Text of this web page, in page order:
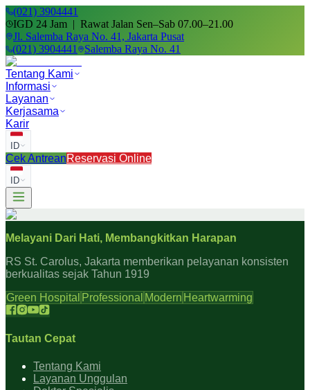
(021) 3904441
IGD 24 Jam | Rawat Jalan Sen–Sab 07.00–21.00
Jl. Salemba Raya No. 41, Jakarta Pusat
(021) 3904441
Salemba Raya No. 41
Tentang Kami
Informasi
Layanan
Kerjasama
Karir
ID
Cek AntreanReservasi Online
ID
Melayani Dari Hati, Membangkitkan Harapan
RS St. Carolus, Jakarta memberikan pelayanan konsisten
berkualitas sejak Tahun 1919
Green Hospital Professional Modern Heartwarming
Tautan Cepat
Tentang Kami
Layanan Unggulan